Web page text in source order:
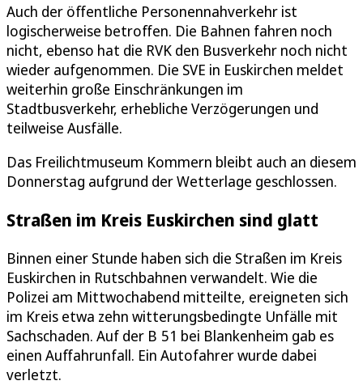
Auch der öffentliche Personennahverkehr ist
logischerweise betroffen. Die Bahnen fahren noch
nicht, ebenso hat die RVK den Busverkehr noch nicht
wieder aufgenommen. Die SVE in Euskirchen meldet
weiterhin große Einschränkungen im
Stadtbusverkehr, erhebliche Verzögerungen und
teilweise Ausfälle.
Das Freilichtmuseum Kommern bleibt auch an diesem
Donnerstag aufgrund der Wetterlage geschlossen.
Straßen im Kreis Euskirchen sind glatt
Binnen einer Stunde haben sich die Straßen im Kreis
Euskirchen in Rutschbahnen verwandelt. Wie die
Polizei am Mittwochabend mitteilte, ereigneten sich
im Kreis etwa zehn witterungsbedingte Unfälle mit
Sachschaden. Auf der B 51 bei Blankenheim gab es
einen Auffahrunfall. Ein Autofahrer wurde dabei
verletzt.